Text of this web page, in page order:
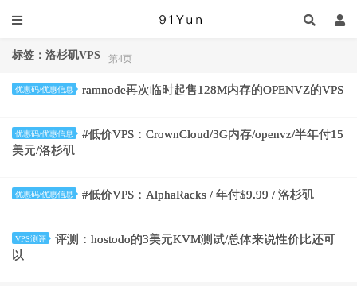
标签：洛杉矶VPS 第4页
优惠码/优惠信息 ramnode再次临时起售128M内存的OPENVZ的VPS
优惠码/优惠信息
#低价VPS：CrownCloud/3G内存/openvz/半年付15
美元/洛杉矶
优惠码/优惠信息 #低价VPS：AlphaRacks / 年付$9.99 / 洛杉矶
VPS测评
评测：hostodo的3美元KVM测试/总体来说性价比还可
以